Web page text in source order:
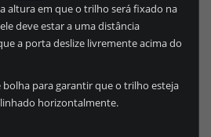
altura em que o trilho será fixado na
deve estar a uma distância
a porta deslize livremente acima do
bolha para garantir que o trilho esteja
horizontalmente.